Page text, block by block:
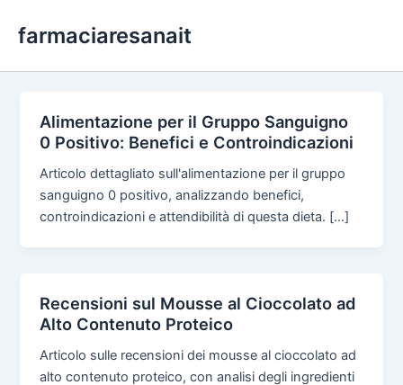
farmaciaresanait
Alimentazione per il Gruppo Sanguigno
0 Positivo: Benefici e Controindicazioni
Articolo dettagliato sull'alimentazione per il gruppo
sanguigno 0 positivo, analizzando benefici,
controindicazioni e attendibilità di questa dieta. […]
Recensioni sul Mousse al Cioccolato ad
Alto Contenuto Proteico
Articolo sulle recensioni dei mousse al cioccolato ad
alto contenuto proteico, con analisi degli ingredienti